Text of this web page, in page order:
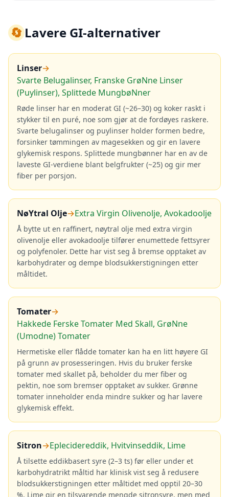
🔄Lavere GI-alternativer
Linser→
Svarte Belugalinser, Franske GrøNne Linser
(Puylinser), Splittede MungbøNner
Røde linser har en moderat GI (~26–30) og koker raskt i
stykker til en puré, noe som gjør at de fordøyes raskere.
Svarte belugalinser og puylinser holder formen bedre,
forsinker tømmingen av magesekken og gir en lavere
glykemisk respons. Splittede mungbønner har en av de
laveste GI-verdiene blant belgfrukter (~25) og gir mer
fiber per porsjon.
NøYtral Olje→Extra Virgin Olivenolje, Avokadoolje
Å bytte ut en raffinert, nøytral olje med extra virgin
olivenolje eller avokadoolje tilfører enumettede fettsyrer
og polyfenoler. Dette har vist seg å bremse opptaket av
karbohydrater og dempe blodsukkerstigningen etter
måltidet.
Tomater→
Hakkede Ferske Tomater Med Skall, GrøNne
(Umodne) Tomater
Hermetiske eller flådde tomater kan ha en litt høyere GI
på grunn av prosesseringen. Hvis du bruker ferske
tomater med skallet på, beholder du mer fiber og
pektin, noe som bremser opptaket av sukker. Grønne
tomater inneholder enda mindre sukker og har lavere
glykemisk effekt.
Sitron→Eplecidereddik, Hvitvinseddik, Lime
Å tilsette eddikbasert syre (2–3 ts) før eller under et
karbohydratrikt måltid har klinisk vist seg å redusere
blodsukkerstigningen etter måltidet med opptil 20–30
%. Lime gir en tilsvarende mengde sitronsyre, men med